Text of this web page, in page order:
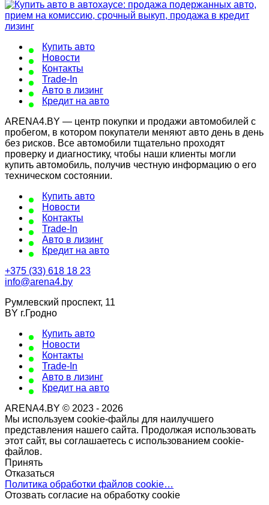
Купить авто
Новости
Контакты
Trade-In
Авто в лизинг
Кредит на авто
ARENA4.BY — центр покупки и продажи автомобилей с
пробегом, в котором покупатели меняют авто день в день
без рисков. Все автомобили тщательно проходят
проверку и диагностику, чтобы наши клиенты могли
купить автомобиль, получив честную информацию о его
техническом состоянии.
Купить авто
Новости
Контакты
Trade-In
Авто в лизинг
Кредит на авто
+375 (33) 618 18 23
info@arena4.by
Румлевский проспект, 11
BY г.Гродно
Купить авто
Новости
Контакты
Trade-In
Авто в лизинг
Кредит на авто
ARENA4.BY © 2023 - 2026
Мы используем cookie-файлы для наилучшего
представления нашего сайта. Продолжая использовать
этот сайт, вы соглашаетесь с использованием cookie-
файлов.
Принять
Отказаться
Политика обработки файлов cookie…
Отозвать согласие на обработку cookie